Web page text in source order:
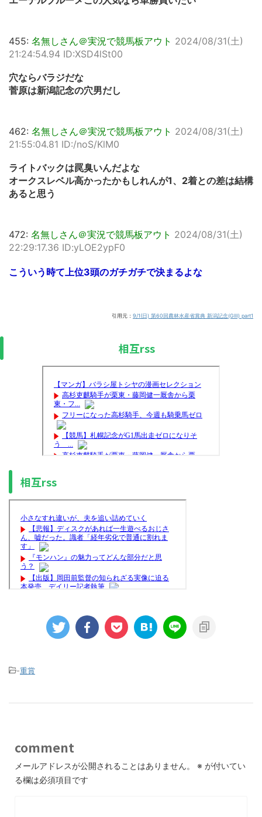
455: 名無しさん＠実況で競馬板アウト 2024/08/31(土)
21:24:54.94 ID:XSD4lSt00
穴ならバラジだな
菅原は新潟記念の穴男だし
462: 名無しさん＠実況で競馬板アウト 2024/08/31(土)
21:55:04.81 ID:/noS/KlM0
ライトバックは罠臭いんだよな
オークスレベル高かったかもしれんが1、2着との差は結構
あると思う
472: 名無しさん＠実況で競馬板アウト 2024/08/31(土)
22:29:17.36 ID:yLOE2ypF0
こういう時て上位3頭のガチガチで決まるよな
引用元： 9/1(日) 第60回農林水産省賞典 新潟記念(GⅢ) part1
相互rss
相互rss
-重賞
comment
メールアドレスが公開されることはありません。 ※ が付いてい
る欄は必須項目です